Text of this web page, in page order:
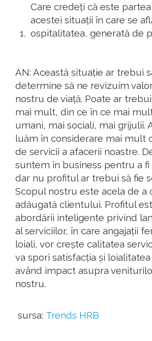
Care credeți că este
acestei situații în care se
ospitalitatea, generată de
AN: Această situație ar trebui
determine să ne revizuim
nostru de viață. Poate ar
mai mult, din ce în ce mai
umani, mai sociali, mai grijulii.
luăm în considerare mai mult
de servicii a afacerii noastre.
suntem în business pentru a
dar nu profitul ar trebui să fie
Scopul nostru este acela de a
adăugată clientului. Profitul
abordării inteligente privind
al serviciilor, în care angajații
loiali, vor crește calitatea
va spori satisfacția și
având impact asupra
nostru.
sursa: Trends HRB